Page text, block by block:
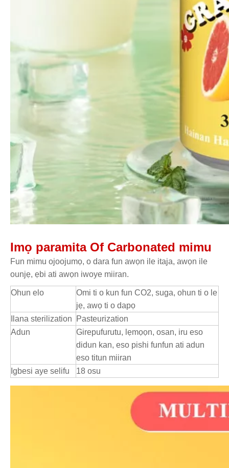
Imọ paramita Of Carbonated mimu
Fun mimu ojoojumọ, o dara fun awọn ile itaja, awọn ile
ounjẹ, ẹbi ati awọn iwoye miiran.
Ohun elo
Omi ti o kun fun CO2, suga, ohun ti o le
jẹ, awọ ti o dapọ
Ilana sterilization
Pasteurization
Adun
Girepufurutu, lẹmọọn, osan, iru eso
didun kan, eso pishi funfun ati adun
eso titun miiran
Igbesi aye selifu
18 osu